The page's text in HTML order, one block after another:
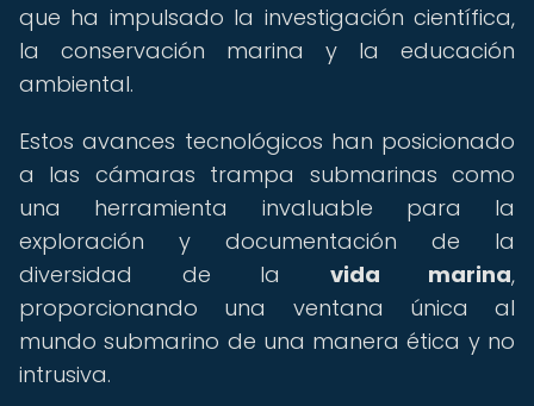
que ha impulsado la investigación científica,
la conservación marina y la educación
ambiental.
Estos avances tecnológicos han posicionado
a las cámaras trampa submarinas como
una herramienta invaluable para la
exploración y documentación de la
diversidad de la vida marina,
proporcionando una ventana única al
mundo submarino de una manera ética y no
intrusiva.